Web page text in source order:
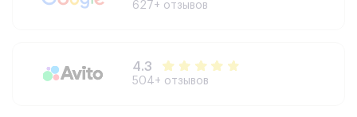
627+ отзывов
4.3
504+ отзывов